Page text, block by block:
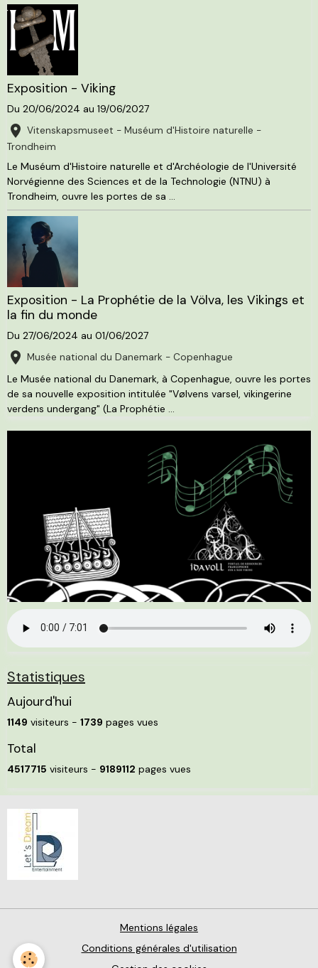
Exposition - Viking
Du 20/06/2024 au 19/06/2027
Vitenskapsmuseet - Muséum d'Histoire naturelle -
Trondheim
Le Muséum d'Histoire naturelle et d'Archéologie de l'Université
Norvégienne des Sciences et de la Technologie (NTNU) à
Trondheim, ouvre les portes de sa ...
Exposition - La Prophétie de la Völva, les Vikings et
la fin du monde
Du 27/06/2024 au 01/06/2027
Musée national du Danemark - Copenhague
Le Musée national du Danemark, à Copenhague, ouvre les portes
de sa nouvelle exposition intitulée "Vølvens varsel, vikingerine
verdens undergang" (La Prophétie ...
Statistiques
Aujourd'hui
1149 visiteurs - 1739 pages vues
Total
4517715 visiteurs - 9189112 pages vues
Mentions légales
Conditions générales d'utilisation